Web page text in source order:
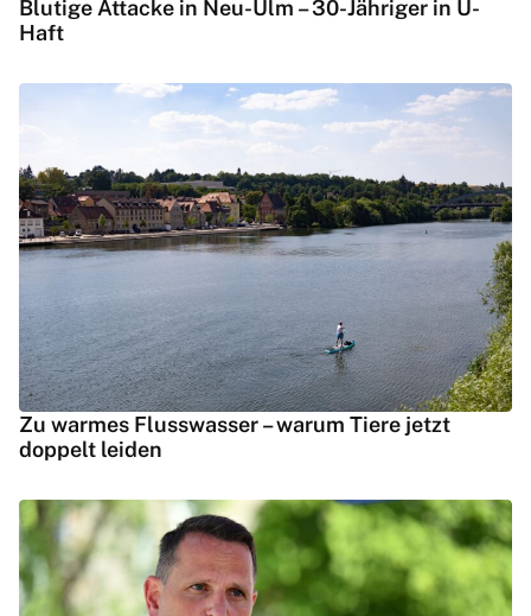
Blutige Attacke in Neu-Ulm – 30-Jähriger in U-
Haft
Zu warmes Flusswasser – warum Tiere jetzt
doppelt leiden